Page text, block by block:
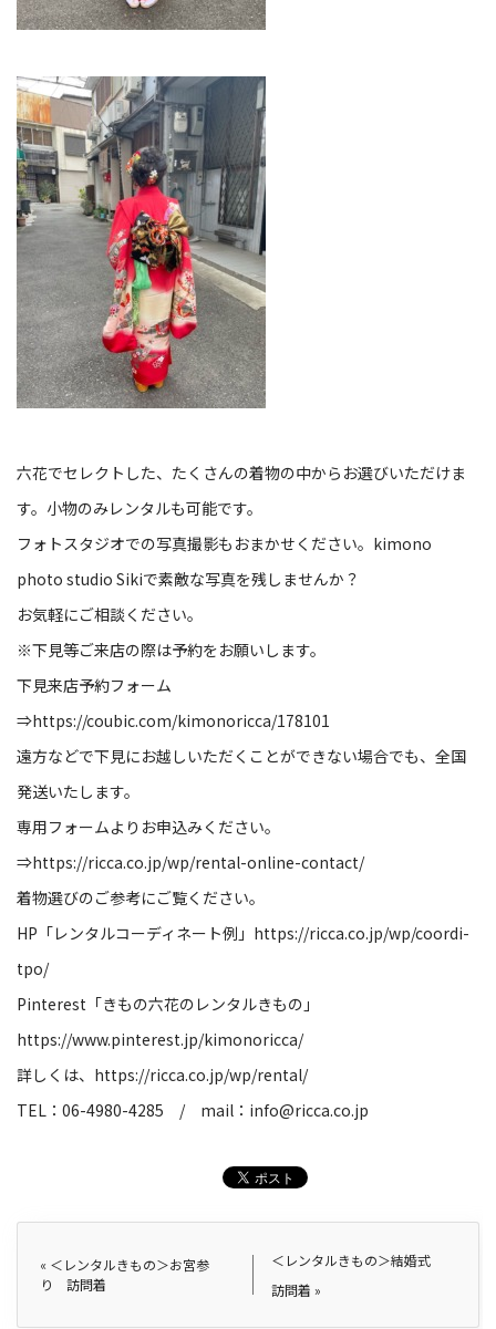
六花でセレクトした、たくさんの着物の中からお選びいただけま
す。小物のみレンタルも可能です。
フォトスタジオでの写真撮影もおまかせください。 kimono
photo studio Sikiで素敵な写真を残しませんか？
お気軽にご相談ください。
※下見等ご来店の際は予約をお願いします。
下見来店予約フォーム
⇒https://coubic.com/kimonoricca/178101
遠方などで下見にお越しいただくことができない場合でも、全国
発送いたします。
専用フォームよりお申込みください。
⇒https://ricca.co.jp/wp/rental-online-contact/
着物選びのご参考にご覧ください。
HP 「レンタルコーディネート例」 https://ricca.co.jp/wp/coordi-
tpo/
Pinterest 「きもの六花のレンタルきもの」
https://www.pinterest.jp/kimonoricca/
詳しくは、 https://ricca.co.jp/wp/rental/
TEL ： 06-4980-4285 / mail ： info@ricca.co.jp
« ＜レンタルきもの＞お宮参
り 訪問着
＜レンタルきもの＞結婚式
訪問着»